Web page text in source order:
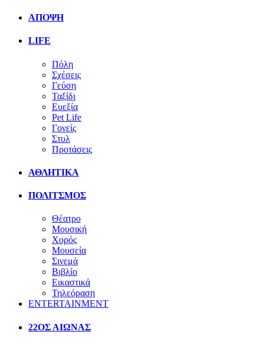
ΑΠΟΨΗ
LIFE
Πόλη
Σχέσεις
Γεύση
Ταξίδι
Ευεξία
Pet Life
Γονείς
Στυλ
Προτάσεις
ΑΘΛΗΤΙΚΑ
ΠΟΛΙΤΣΜΟΣ
Θέατρο
Μουσική
Χορός
Μουσεία
Σινεμά
Βιβλίο
Εικαστικά
Τηλεόραση
ENTERTAINMENT
22ΟΣ ΑΙΩΝΑΣ